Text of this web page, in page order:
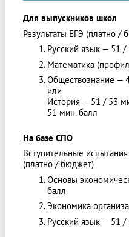
Для выпускников школ
Результаты ЕГЭ (платно /
Русский язык — 51 /
Математика
Обществознание —
или
История — 51 / 53
51 мин. балл
На базе СПО
Вступительные
(платно / бюджет)
Основы
балл
Экономика
Русский язык — 51 /